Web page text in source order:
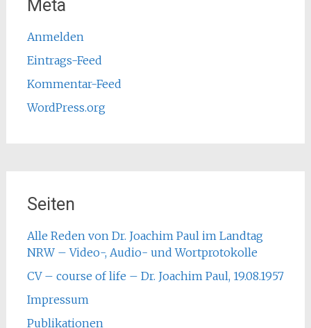
Meta
Anmelden
Eintrags-Feed
Kommentar-Feed
WordPress.org
Seiten
Alle Reden von Dr. Joachim Paul im Landtag
NRW – Video-, Audio- und Wortprotokolle
CV – course of life – Dr. Joachim Paul, 19.08.1957
Impressum
Publikationen